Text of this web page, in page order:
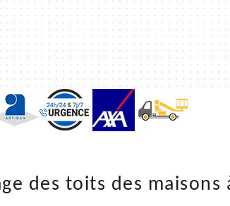
des toits des maisons